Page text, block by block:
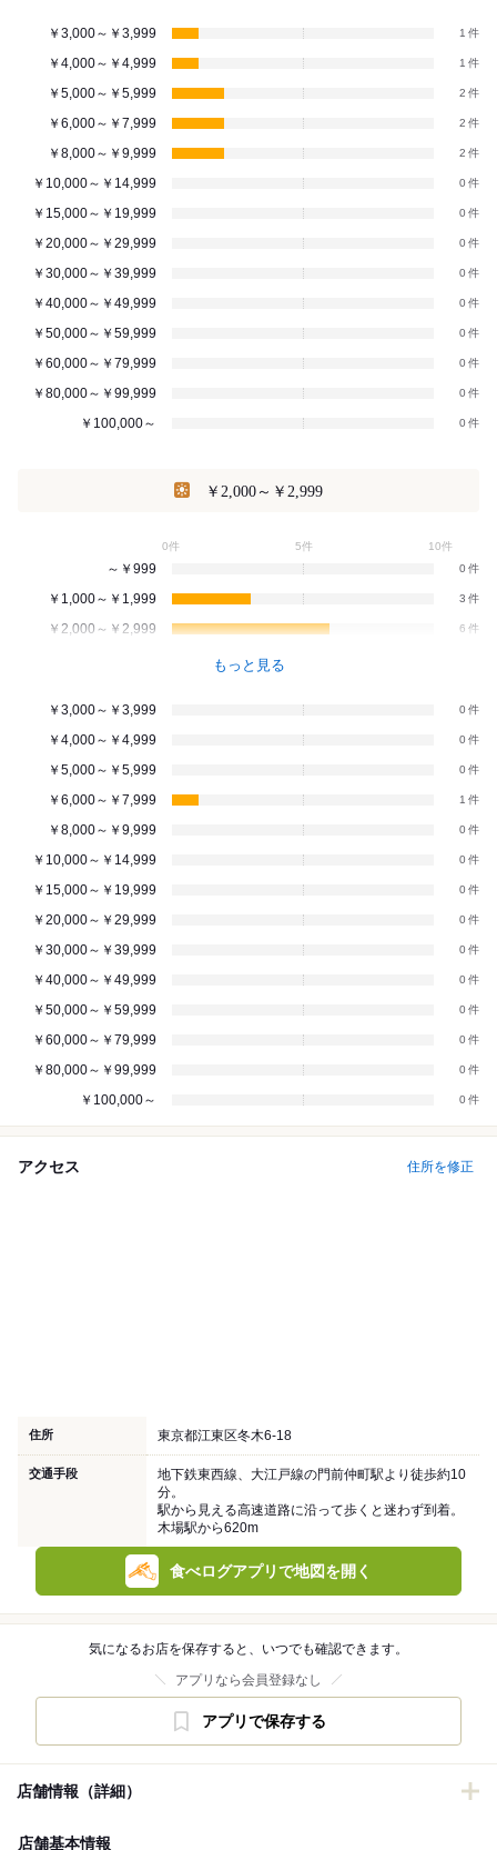
￥3,000～￥3,999 1
￥4,000～￥4,999 1
￥5,000～￥5,999 2
￥6,000～￥7,999 2
￥8,000～￥9,999 2
￥10,000～￥14,999 0
￥15,000～￥19,999 0
￥20,000～￥29,999 0
￥30,000～￥39,999 0
￥40,000～￥49,999 0
￥50,000～￥59,999 0
￥60,000～￥79,999 0
￥80,000～￥99,999 0
￥100,000～ 0
￥2,000～￥2,999
0件 5件 10件
～￥999 0
￥1,000～￥1,999 3
￥2,000～￥2,999 6
もっと見る
￥3,000～￥3,999 0
￥4,000～￥4,999 0
￥5,000～￥5,999 0
￥6,000～￥7,999 1
￥8,000～￥9,999 0
￥10,000～￥14,999 0
￥15,000～￥19,999 0
￥20,000～￥29,999 0
￥30,000～￥39,999 0
￥40,000～￥49,999 0
￥50,000～￥59,999 0
￥60,000～￥79,999 0
￥80,000～￥99,999 0
￥100,000～ 0
アクセス 住所を修正
住所 東京都江東区冬木6-18
交通手段
地下鉄東西線、大江戸線の門前仲町駅より徒歩約10
分。
駅から見える高速道路に沿って歩くと迷わず到着。
木場駅から620m
食べログアプリで地図を開く
気になるお店を保存すると、いつでも確認できます。
アプリなら会員登録なし
アプリで保存する
店舗情報（詳細）
店舗基本情報